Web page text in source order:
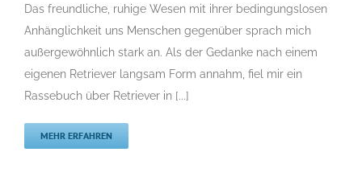
Das freundliche, ruhige Wesen mit ihrer bedingungslosen
Anhänglichkeit uns Menschen gegenüber sprach mich
außergewöhnlich stark an. Als der Gedanke nach einem
eigenen Retriever langsam Form annahm, fiel mir ein
Rassebuch über Retriever in [...]
MEHR ERFAHREN